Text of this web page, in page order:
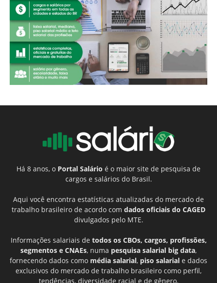
Há 8 anos, o Portal Salário é o maior site de pesquisa de
cargos e salários do Brasil.
Aqui você encontra estatísticas atualizadas do mercado de
trabalho brasileiro de acordo com dados oficiais do CAGED
divulgados pelo MTE.
Informações salariais de todos os CBOs, cargos, profissões,
segmentos e CNAEs, numa pesquisa salarial big data,
fornecendo dados como média salarial, piso salarial e dados
exclusivos do mercado de trabalho brasileiro como perfil,
tendências, diversidade racial e de gênero.